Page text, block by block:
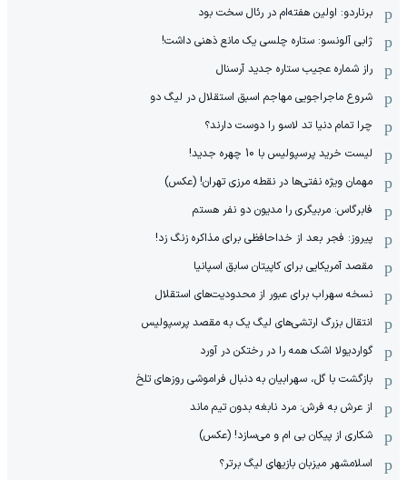
برناردو: اولین هفته‌ام در رئال سخت بود
ژابی آلونسو: ستاره چلسی یک مانع ذهنی داشت!
راز شماره عجیب ستاره جدید آرسنال
شروع ماجراجویی مهاجم اسبق استقلال در لیگ دو
چرا تمام دنیا تد لاسو را دوست دارند؟
لیست خرید پرسپولیس با 10 چهره جدید!
مهمان‌ ویژه نفتی‌ها در نقطه مرزی تهران! (عکس)
فابرگاس: مربیگری را مدیون دو نفر هستم
پیروز: فجر بعد از خداحافظی برای مذاکره زنگ زد!
مقصد آمریکایی برای کاپیتان سابق اسپانیا
نسخه سهراب برای عبور از محدودیت‌های استقلال
انتقال بزرگ ارتشی‌های لیگ یک به مقصد پرسپولیس
گواردیولا اشک همه را در رختکن در آورد
بازگشت با گل، سهرابیان به دنبال فراموشی روزهای تلخ
از عرش به فرش: مرد نابغه‌ بدون تیم ماند
شکاری از پیکان بی ام و می‌سازد! (عکس)
اسلامشهر میزبان بازیهای لیگ برتر؟